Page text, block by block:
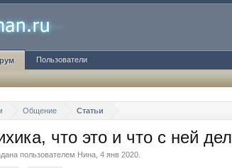
Общение Статьи
что это и что с ней
пользователем Нина 4 янв 2020
Пользователи